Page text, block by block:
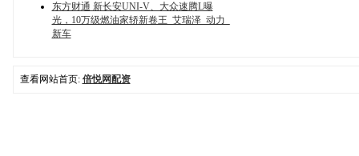
东方财通 新长安UNI-V、大众速腾L曝
光，10万级燃油家轿新卷王_艾瑞泽_动力_
新车
查看网站首页: 倍悦网配资